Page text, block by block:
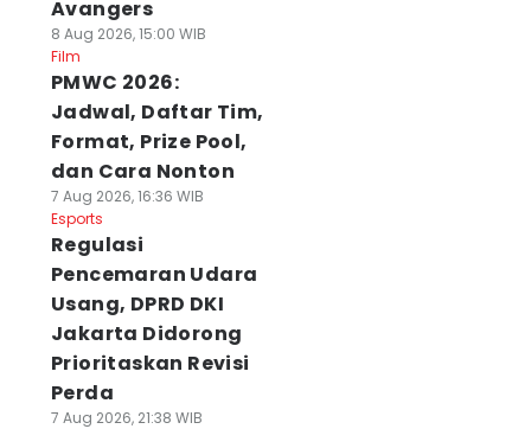
Avangers
8 Aug 2026, 15:00 WIB
Film
PMWC 2026:
Jadwal, Daftar Tim,
Format, Prize Pool,
dan Cara Nonton
7 Aug 2026, 16:36 WIB
Esports
Regulasi
Pencemaran Udara
Usang, DPRD DKI
Jakarta Didorong
Prioritaskan Revisi
Perda
7 Aug 2026, 21:38 WIB